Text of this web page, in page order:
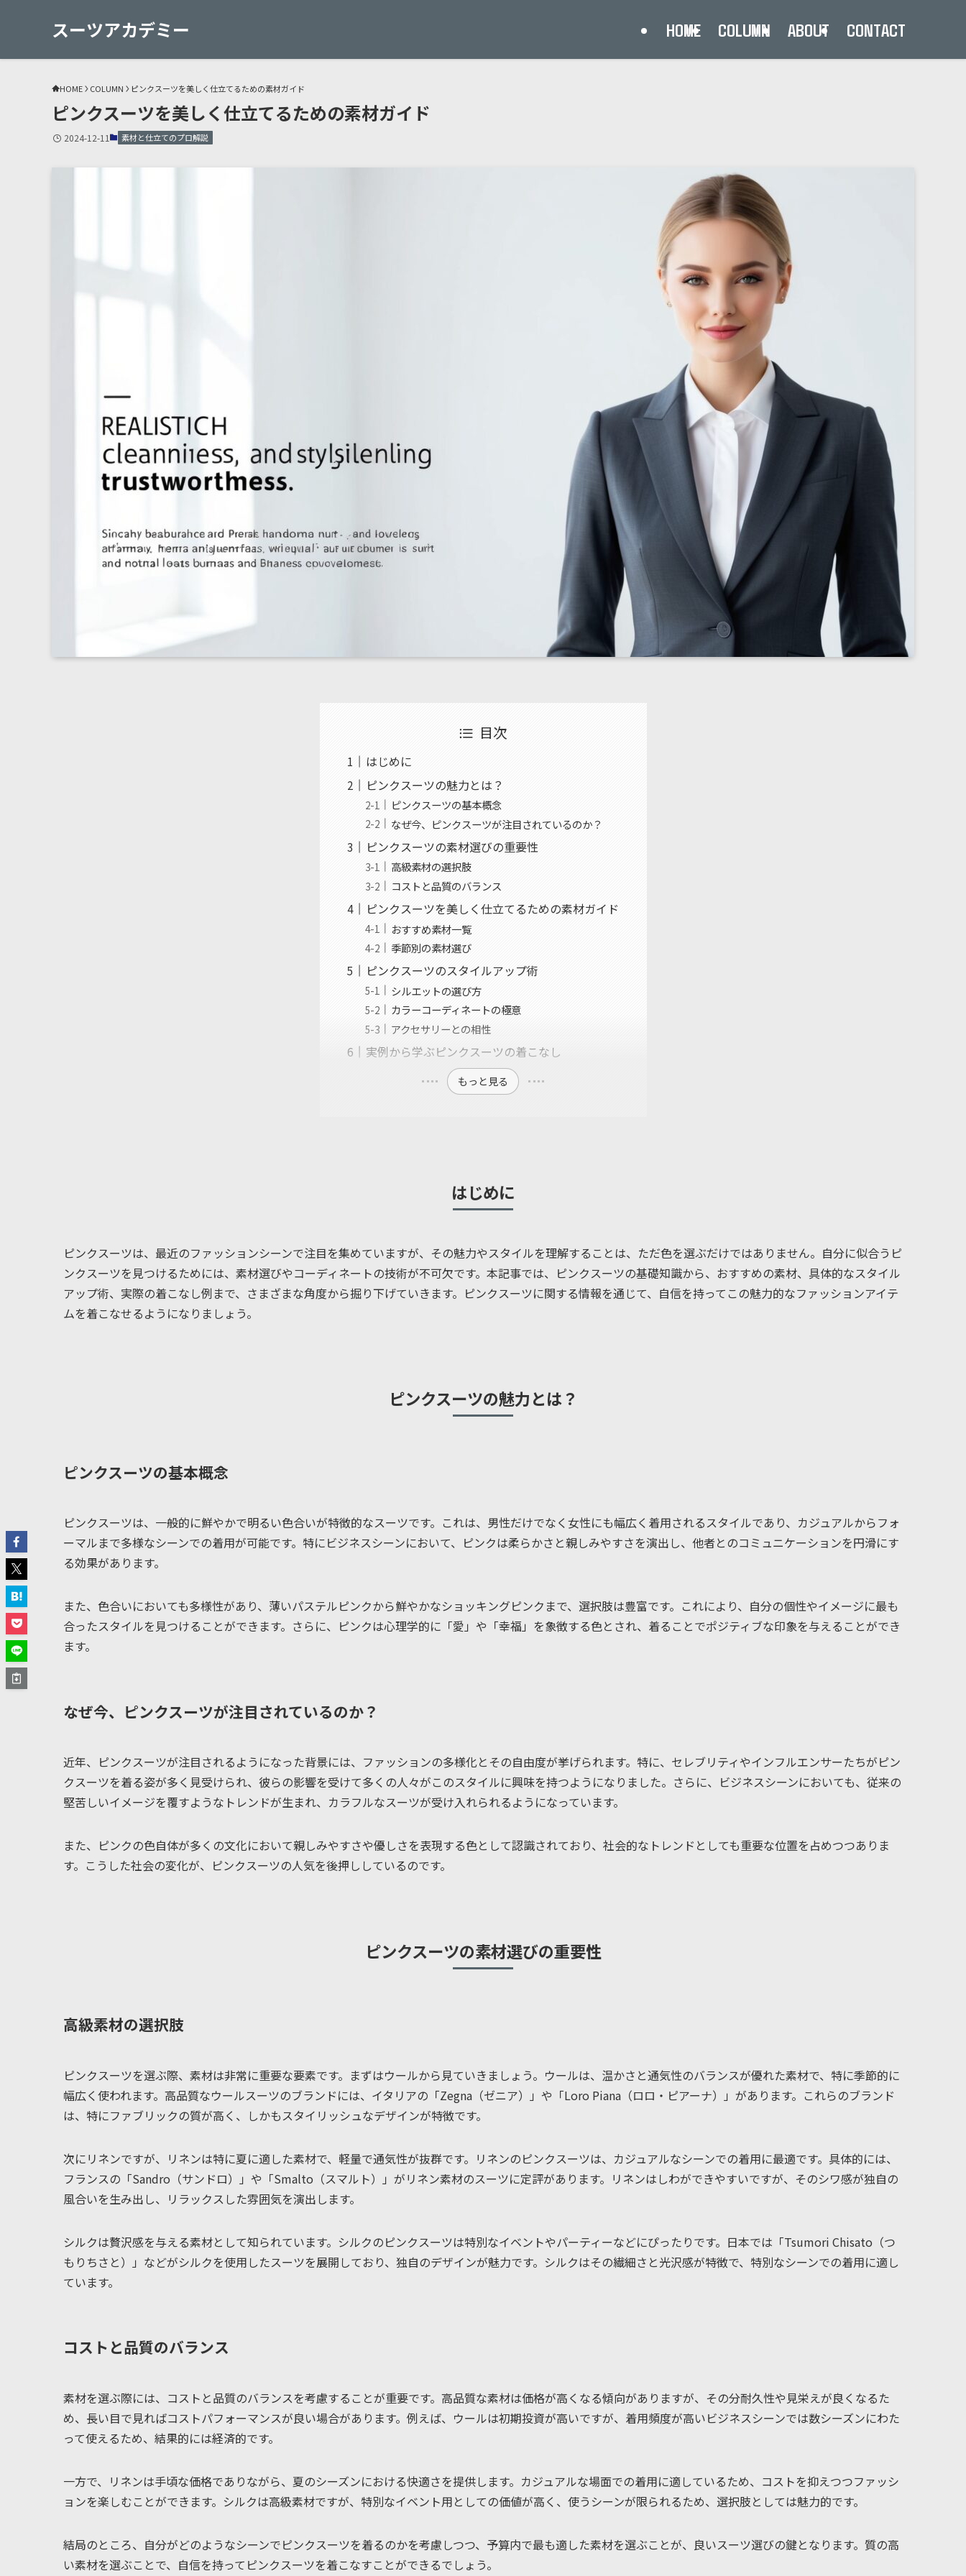
スーツアカデミー HOME COLUMN ABOUT CONTACT
HOME COLUMN ピンクスーツを美しく仕立てるための素材ガイド
ピンクスーツを美しく仕立てるための素材ガイド
2024-12-11 素材と仕立てのプロ解説
目次
はじめに
ピンクスーツの魅力とは？
ピンクスーツの基本概念
なぜ今、ピンクスーツが注目されているのか？
ピンクスーツの素材選びの重要性
高級素材の選択肢
コストと品質のバランス
ピンクスーツを美しく仕立てるための素材ガイド
おすすめ素材一覧
季節別の素材選び
ピンクスーツのスタイルアップ術
シルエットの選び方
カラーコーディネートの極意
アクセサリーとの相性
実例から学ぶピンクスーツの着こなし
もっと見る
はじめに
ピンクスーツは、最近のファッションシーンで注目を集めていますが、その魅力やスタイルを理解することは、ただ色を選ぶだけではありません。自分に似合うピ
ンクスーツを見つけるためには、素材選びやコーディネートの技術が不可欠です。本記事では、ピンクスーツの基礎知識から、おすすめの素材、具体的なスタイル
アップ術、実際の着こなし例まで、さまざまな角度から掘り下げていきます。ピンクスーツに関する情報を通じて、自信を持ってこの魅力的なファッションアイテ
ムを着こなせるようになりましょう。
ピンクスーツの魅力とは？
ピンクスーツの基本概念
ピンクスーツは、一般的に鮮やかで明るい色合いが特徴的なスーツです。これは、男性だけでなく女性にも幅広く着用されるスタイルであり、カジュアルからフォ
ーマルまで多様なシーンでの着用が可能です。特にビジネスシーンにおいて、ピンクは柔らかさと親しみやすさを演出し、他者とのコミュニケーションを円滑にす
る効果があります。
また、色合いにおいても多様性があり、薄いパステルピンクから鮮やかなショッキングピンクまで、選択肢は豊富です。これにより、自分の個性やイメージに最も
合ったスタイルを見つけることができます。さらに、ピンクは心理学的に「愛」や「幸福」を象徴する色とされ、着ることでポジティブな印象を与えることができ
ます。
なぜ今、ピンクスーツが注目されているのか？
近年、ピンクスーツが注目されるようになった背景には、ファッションの多様化とその自由度が挙げられます。特に、セレブリティやインフルエンサーたちがピン
クスーツを着る姿が多く見受けられ、彼らの影響を受けて多くの人々がこのスタイルに興味を持つようになりました。さらに、ビジネスシーンにおいても、従来の
堅苦しいイメージを覆すようなトレンドが生まれ、カラフルなスーツが受け入れられるようになっています。
また、ピンクの色自体が多くの文化において親しみやすさや優しさを表現する色として認識されており、社会的なトレンドとしても重要な位置を占めつつありま
す。こうした社会の変化が、ピンクスーツの人気を後押ししているのです。
ピンクスーツの素材選びの重要性
高級素材の選択肢
ピンクスーツを選ぶ際、素材は非常に重要な要素です。まずはウールから見ていきましょう。ウールは、温かさと通気性のバランスが優れた素材で、特に季節的に
幅広く使われます。高品質なウールスーツのブランドには、イタリアの「Zegna（ゼニア）」や「Loro Piana（ロロ・ピアーナ）」があります。これらのブランド
は、特にファブリックの質が高く、しかもスタイリッシュなデザインが特徴です。
次にリネンですが、リネンは特に夏に適した素材で、軽量で通気性が抜群です。リネンのピンクスーツは、カジュアルなシーンでの着用に最適です。具体的には、
フランスの「Sandro（サンドロ）」や「Smalto（スマルト）」がリネン素材のスーツに定評があります。リネンはしわができやすいですが、そのシワ感が独自の
風合いを生み出し、リラックスした雰囲気を演出します。
シルクは贅沢感を与える素材として知られています。シルクのピンクスーツは特別なイベントやパーティーなどにぴったりです。日本では「Tsumori Chisato（つ
もりちさと）」などがシルクを使用したスーツを展開しており、独自のデザインが魅力です。シルクはその繊細さと光沢感が特徴で、特別なシーンでの着用に適し
ています。
コストと品質のバランス
素材を選ぶ際には、コストと品質のバランスを考慮することが重要です。高品質な素材は価格が高くなる傾向がありますが、その分耐久性や見栄えが良くなるた
め、長い目で見ればコストパフォーマンスが良い場合があります。例えば、ウールは初期投資が高いですが、着用頻度が高いビジネスシーンでは数シーズンにわた
って使えるため、結果的には経済的です。
一方で、リネンは手頃な価格でありながら、夏のシーズンにおける快適さを提供します。カジュアルな場面での着用に適しているため、コストを抑えつつファッシ
ョンを楽しむことができます。シルクは高級素材ですが、特別なイベント用としての価値が高く、使うシーンが限られるため、選択肢としては魅力的です。
結局のところ、自分がどのようなシーンでピンクスーツを着るのかを考慮しつつ、予算内で最も適した素材を選ぶことが、良いスーツ選びの鍵となります。質の高
い素材を選ぶことで、自信を持ってピンクスーツを着こなすことができるでしょう。